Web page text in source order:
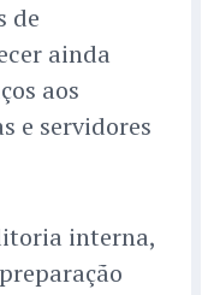
de
ainda
aos
e servidores
interna,